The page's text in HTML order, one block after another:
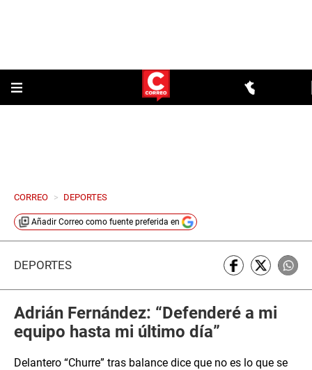
CORREO > DEPORTES
Añadir Correo como fuente preferida en
DEPORTES
Adrián Fernández: “Defenderé a mi
equipo hasta mi último día”
Delantero “Churre” tras balance dice que no es lo que se